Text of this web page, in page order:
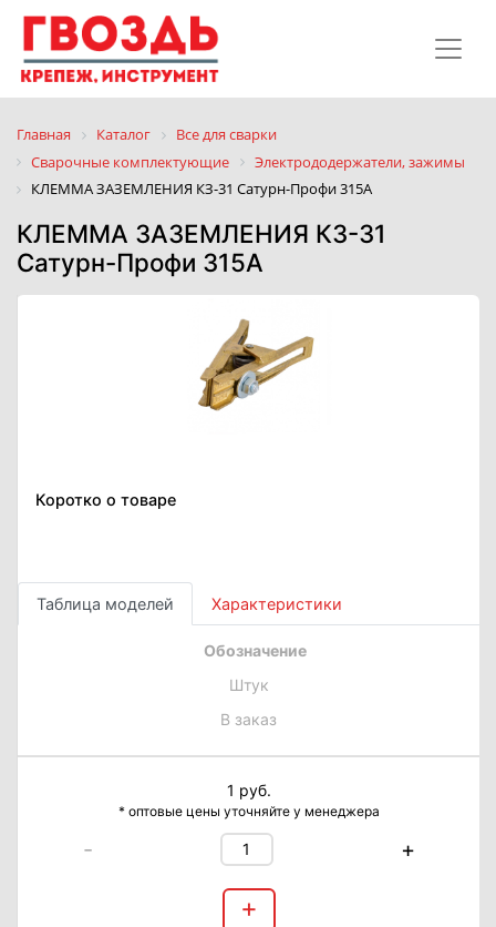
Главная Каталог
Все для сварки
Сварочные комплектующие
Электрододержатели, зажимы
КЛЕММА ЗАЗЕМЛЕНИЯ КЗ-31 Сатурн-Профи 315А
КЛЕММА ЗАЗЕМЛЕНИЯ КЗ-31
Сатурн-Профи 315А
Коротко о товаре
Таблица моделей Характеристики
Обозначение
Штук
В заказ
1 руб.
* оптовые цены уточняйте у менеджера
- +
+